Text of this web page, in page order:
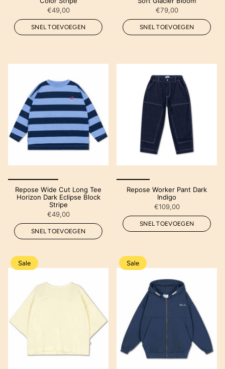
€49,00
SNEL TOEVOEGEN
€79,00
SNEL TOEVOEGEN
Repose Wide Cut Long Tee
Horizon Dark Eclipse Block
Stripe
€49,00
SNEL TOEVOEGEN
Repose Worker Pant Dark
Indigo
€109,00
SNEL TOEVOEGEN
Sale Sale